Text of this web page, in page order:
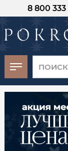
8 800 333
-30%
момента оплаты